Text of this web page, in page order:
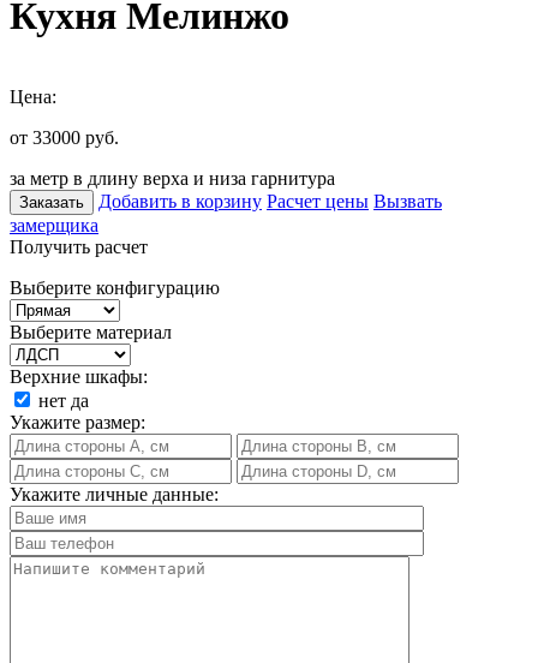
Кухня Мелинжо
Цена:
от 33000 руб.
за метр в длину верха и низа гарнитура
Заказать Добавить в корзину Расчет цены Вызвать
замерщика
Получить расчет
Выберите конфигурацию
Выберите материал
Верхние шкафы:
нет да
Укажите размер:
Укажите личные данные: